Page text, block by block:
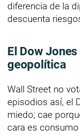
diferencia de la
descuenta
El Dow
geopolítica
Wall Street no
episodios así, el
miedo; cae
cara es